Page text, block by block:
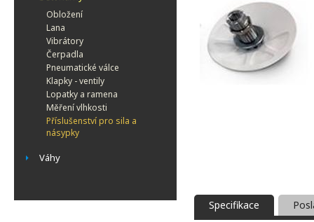
Obložení
Lana
Vibrátory
Čerpadla
Pneumatické válce
Klapky - ventily
Lopatky a ramena
Měření vlhkosti
Příslušenství pro sila a
násypky
Váhy
Specifikace